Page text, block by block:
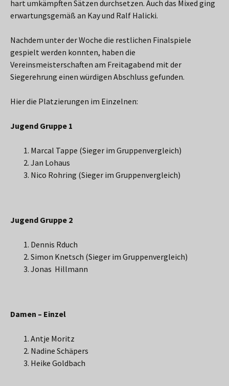
hart umkämpften Sätzen durchsetzen. Auch das Mixed ging
erwartungsgemäß an Kay und Ralf Halicki.
Nachdem unter der Woche die restlichen Finalspiele
gespielt werden konnten, haben die
Vereinsmeisterschaften am Freitagabend mit der
Siegerehrung einen würdigen Abschluss gefunden.
Hier die Platzierungen im Einzelnen:
Jugend Gruppe 1
Marcal Tappe (Sieger im Gruppenvergleich)
Jan Lohaus
Nico Rohring (Sieger im Gruppenvergleich)
Jugend Gruppe 2
Dennis Rduch
Simon Knetsch (Sieger im Gruppenvergleich)
Jonas Hillmann
Damen – Einzel
Antje Moritz
Nadine Schäpers
Heike Goldbach